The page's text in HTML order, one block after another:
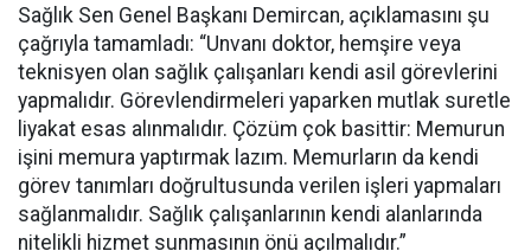
Sağlık Sen Genel Başkanı Demircan, açıklamasını şu
çağrıyla tamamladı: “Unvanı doktor, hemşire veya
teknisyen olan sağlık çalışanları kendi asil görevlerini
yapmalıdır. Görevlendirmeleri yaparken mutlak suretle
liyakat esas alınmalıdır. Çözüm çok basittir: Memurun
işini memura yaptırmak lazım. Memurların da kendi
görev tanımları doğrultusunda verilen işleri yapmaları
sağlanmalıdır. Sağlık çalışanlarının kendi alanlarında
nitelikli hizmet sunmasının önü açılmalıdır.”